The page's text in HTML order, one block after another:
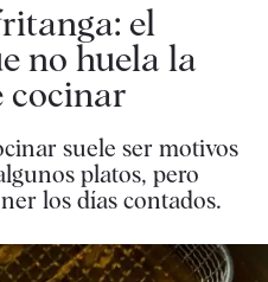
el
no huela la
cocinar
suele ser motivos
platos, pero
los días contados.